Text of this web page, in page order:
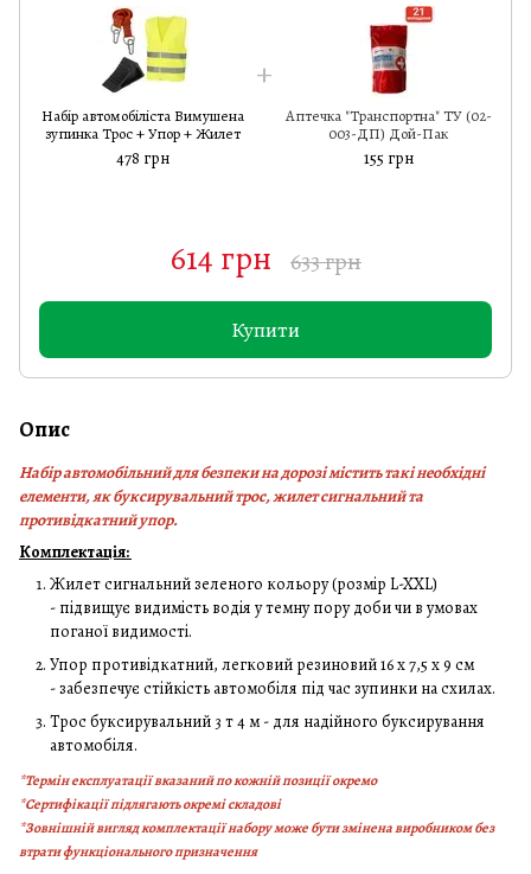
Набір автомобіліста Вимушена
зупинка Трос + Упор + Жилет
478 грн
Аптечка "Транспортна" ТУ (02-
003-ДП) Дой-Пак
155 грн
614 грн 633 грн
Купити
Опис
Набір автомобільний для безпеки на дорозі містить такі необхідні
елементи, як буксирувальний трос, жилет сигнальний та
противідкатний упор.
Комплектація:
Жилет сигнальний зеленого кольору (розмір L-XXL)
- підвищує видимість водія у темну пору доби чи в умовах
поганої видимості.
Упор противідкатний, легковий резиновий 16 х 7,5 х 9 см
- забезпечує стійкість автомобіля під час зупинки на схилах.
Трос буксирувальний 3 т 4 м - для надійного буксирування
автомобіля.
*Термін експлуатації вказаний по кожній позиції окремо
*Сертифікації підлягають окремі складові
*Зовнішній вигляд комплектації набору може бути змінена виробником без
втрати функціонального призначення